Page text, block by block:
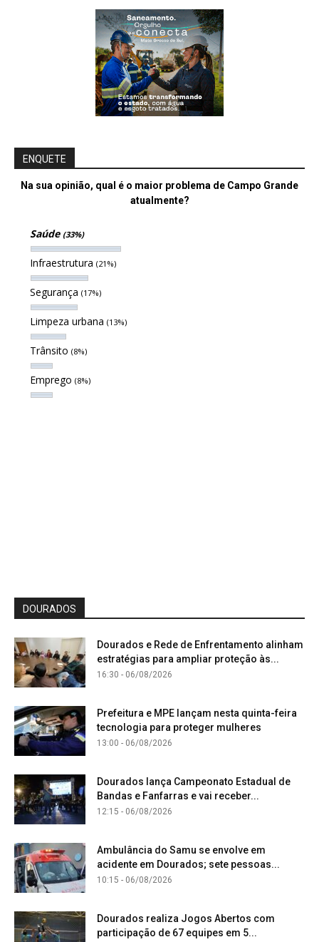
ENQUETE
Na sua opinião, qual é o maior problema de Campo Grande
atualmente?
Saúde (33%)
Infraestrutura (21%)
Segurança (17%)
Limpeza urbana (13%)
Trânsito (8%)
Emprego (8%)
DOURADOS
Dourados e Rede de Enfrentamento alinham
estratégias para ampliar proteção às...
16:30 - 06/08/2026
Prefeitura e MPE lançam nesta quinta-feira
tecnologia para proteger mulheres
13:00 - 06/08/2026
Dourados lança Campeonato Estadual de
Bandas e Fanfarras e vai receber...
12:15 - 06/08/2026
Ambulância do Samu se envolve em
acidente em Dourados; sete pessoas...
10:15 - 06/08/2026
Dourados realiza Jogos Abertos com
participação de 67 equipes em 5...